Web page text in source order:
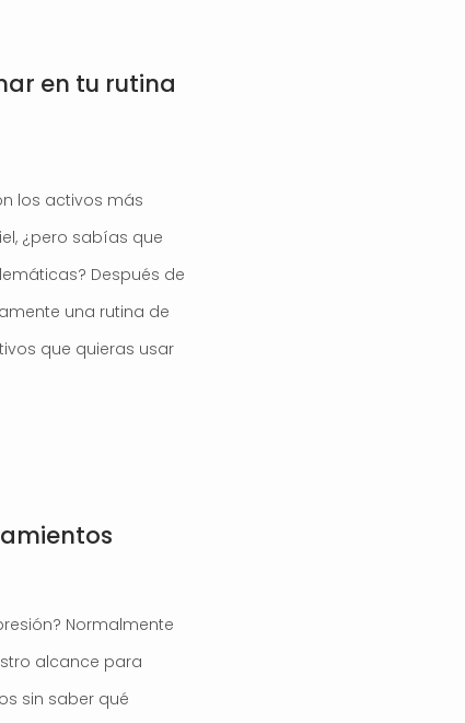
en tu rutina
los activos más
¿pero sabías que
Después de
una rutina de
que quieras usar
Normalmente
alcance para
sin saber qué